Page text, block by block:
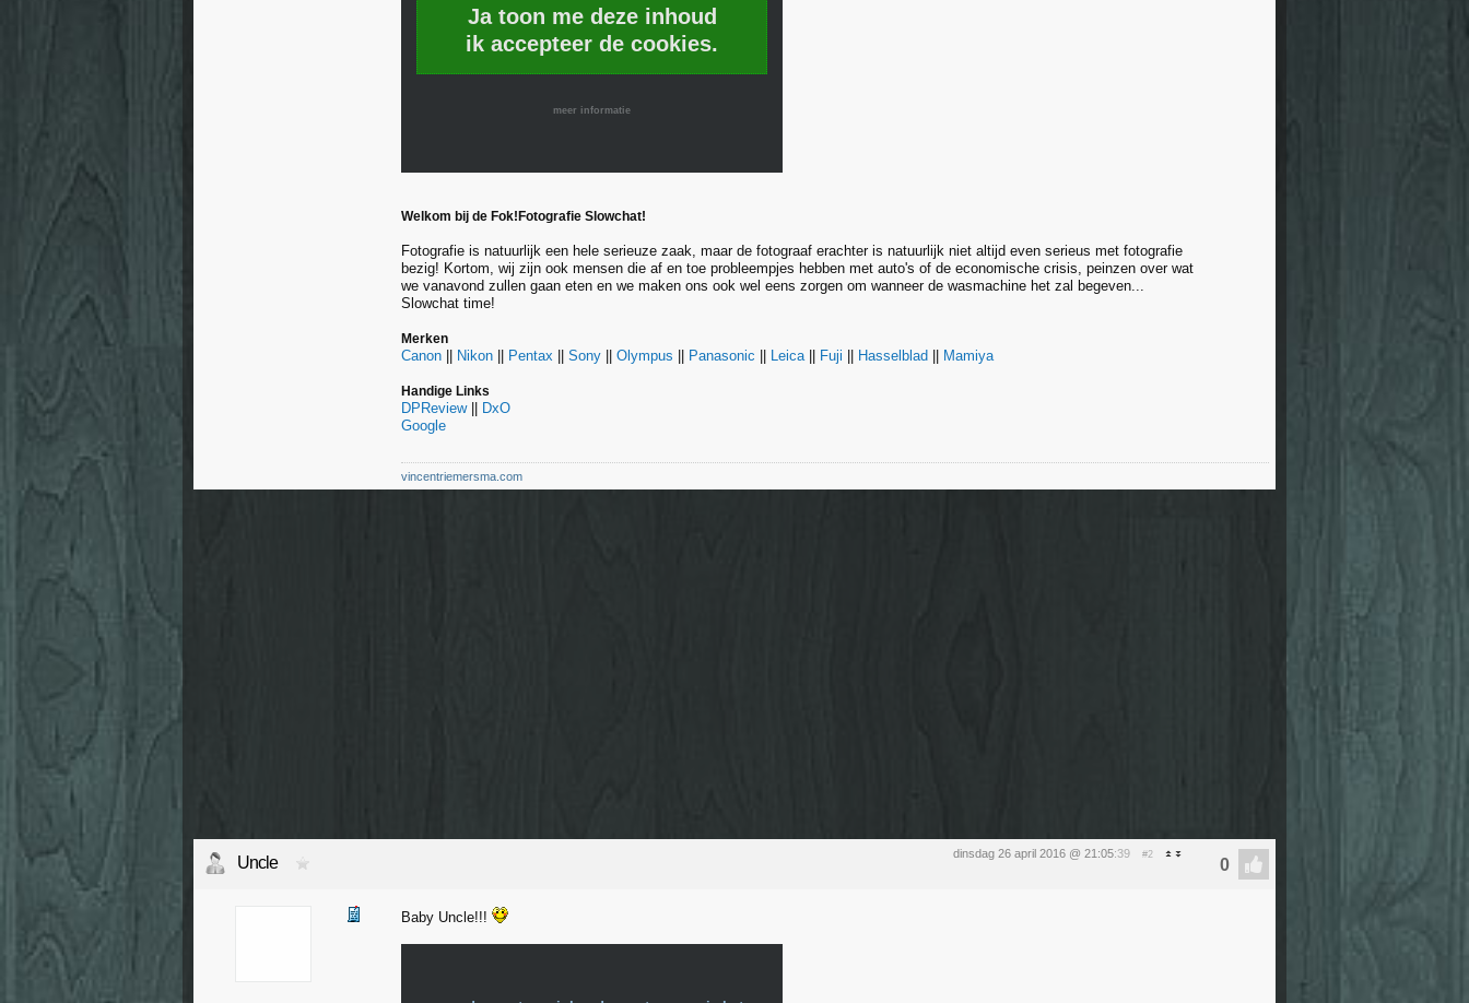
Ja toon me deze inhoud
ik accepteer de cookies.
meer informatie
Welkom bij de Fok!Fotografie Slowchat!
Fotografie is natuurlijk een hele serieuze zaak, maar de fotograaf erachter is natuurlijk niet altijd even serieus met fotografie
bezig! Kortom, wij zijn ook mensen die af en toe probleempjes hebben met auto's of de economische crisis, peinzen over wat
we vanavond zullen gaan eten en we maken ons ook wel eens zorgen om wanneer de wasmachine het zal begeven...
Slowchat time!
Merken
Canon Nikon Pentax Sony Olympus Panasonic Leica|| Fuji Hasselblad Mamiya
Handige Links
DPReview||
DxO
Google
vincentriemersma.com
dinsdag 26 april 2016 @ 21:05:39 #2
Uncle
Baby Uncle!!!